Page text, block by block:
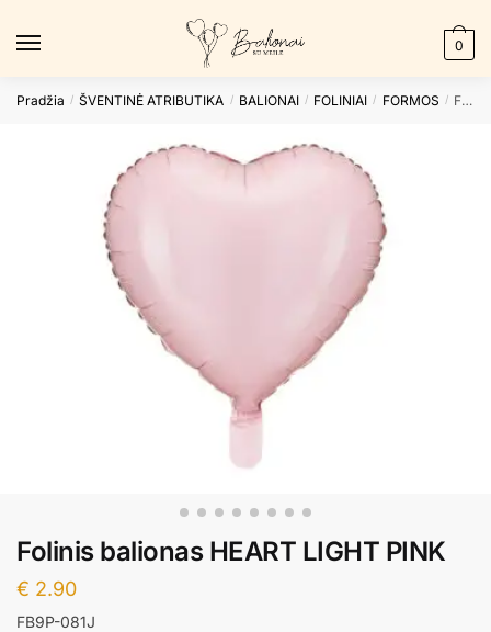
0
Pradžia / ŠVENTINĖ ATRIBUTIKA / BALIONAI / FOLINIAI / FORMOS / Folinis balionas HEART LIGHT PINK
Folinis balionas HEART LIGHT PINK
€ 2.90
FB9P-081J